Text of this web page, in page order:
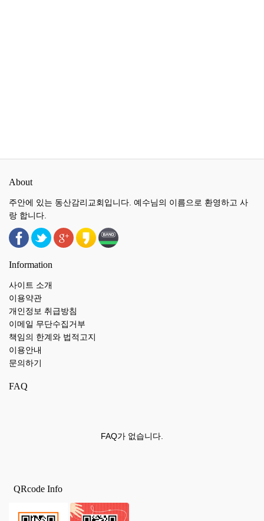
About
주안에 있는 동산감리교회입니다. 예수님의 이름으로 환영하고 사
랑 합니다.
Information
사이트 소개
이용약관
개인정보 취급방침
이메일 무단수집거부
책임의 한계와 법적고지
이용안내
문의하기
FAQ
FAQ가 없습니다.
QRcode Info